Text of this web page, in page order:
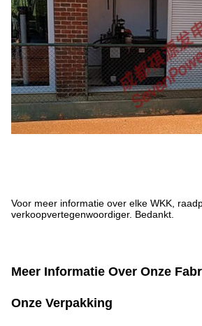
Voor meer informatie over elke WKK,
verkoopvertegenwoordiger. Bedankt.
Meer Informatie Over Onze
Onze Verpakking